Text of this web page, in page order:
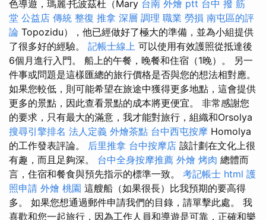
色導遊，瑪麗·托波茲杜（Mary 台南 外燴 ptt 台中 撥 筋
堂 公益店 傳統 整復 推拿 深層 調理 職業 勞損 南屯區的評
論 Topozidu），他已經做好了極大的準備，並為小組提供
了很多好的經驗。 記帳士線上 可以使用有效護照從抵達後
6個月進行入門。 船上的午餐，晚餐和住宿（1晚）。 另一
件事或問題是這樣匯總的旅行價格是否與您的想法相對應。
如果您較低，則可能希望在旅途中獲得更多地點，這會提供
更多的景點，因此查看景點的成本將更便宜。 非常感謝您
的要求，只有最大的滿意，我才能對旅行，組織和Orsolya
搜尋引擎排名 法人定義 外燴茶點 台中西屯按摩 Homolya
的工作發表評論。 后里推拿 台中按摩店 該計劃在文化上很
有趣，而且足夠深。 台中全身按摩推薦 外燴 烤肉 總體而
言，住宿和餐食與預先指示的標準一致。 考記帳士 html 護
照申請 外燴 桃園 這艘船（如果很長）比我預期的要高得
多。 如果您想通過郵件申請我們的目錄，請單擊此處。 我
喜歡和您一起旅行，因為工作人員和導遊是可靠，正確和樂